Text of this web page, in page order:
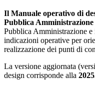
Il Manuale operativo di
Pubblica Amministrazione
Pubblica Amministrazione
indicazioni operative per
realizzazione dei punti di
La versione aggiornata
design corrisponde alla